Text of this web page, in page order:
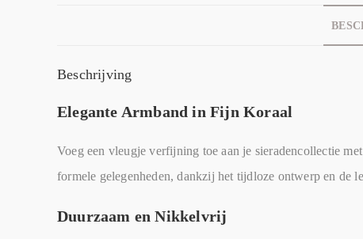
Beschrijving
Elegante Armband in Fijn Koraal
Voeg een vleugje verfijning toe aan je sieradencollectie
formele gelegenheden, dankzij het tijdloze ontwerp en de
Duurzaam en Nikkelvrij